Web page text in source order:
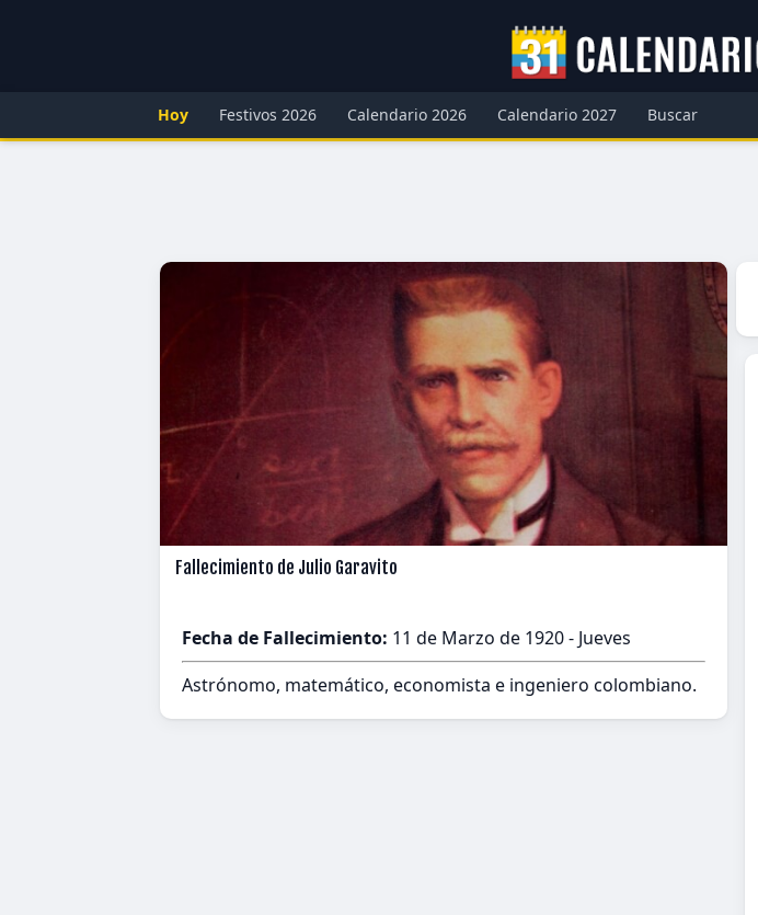
Hoy Festivos 2026 Calendario 2026 Calendario 2027 Buscar
Fallecimiento de Julio Garavito
Fecha de Fallecimiento: 11 de Marzo de 1920 - Jueves
Astrónomo, matemático, economista e ingeniero colombiano.